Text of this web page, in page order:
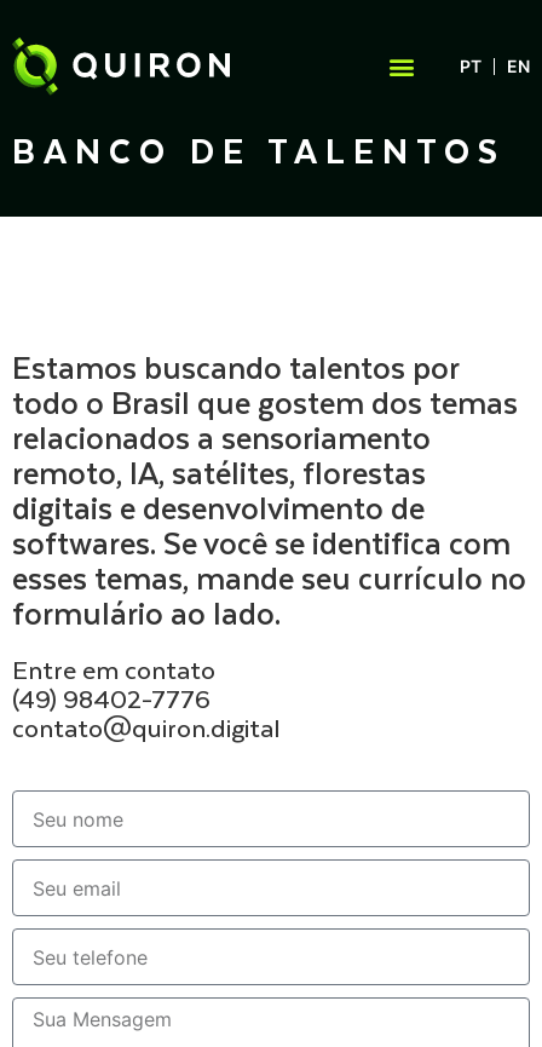
PT EN
BANCO DE TALENTOS
Estamos buscando talentos por
todo o Brasil que gostem dos temas
relacionados a sensoriamento
remoto, IA, satélites, florestas
digitais e desenvolvimento de
softwares. Se você se identifica com
esses temas, mande seu currículo no
formulário ao lado.
Entre em contato
(49) 98402-7776
contato@quiron.digital